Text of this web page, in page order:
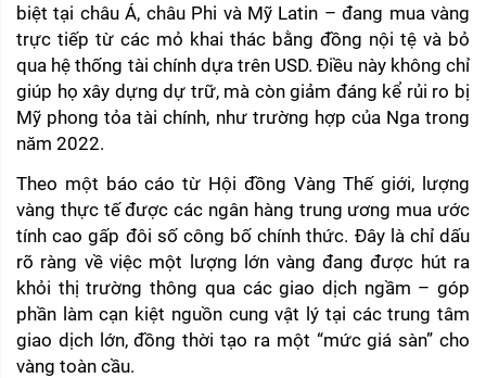
biệt tại châu Á, châu Phi và Mỹ Latin – đang mua vàng
trực tiếp từ các mỏ khai thác bằng đồng nội tệ và bỏ
qua hệ thống tài chính dựa trên USD. Điều này không chỉ
giúp họ xây dựng dự trữ, mà còn giảm đáng kể rủi ro bị
Mỹ phong tỏa tài chính, như trường hợp của Nga trong
năm 2022.
Theo một báo cáo từ Hội đồng Vàng Thế giới, lượng
vàng thực tế được các ngân hàng trung ương mua ước
tính cao gấp đôi số công bố chính thức. Đây là chỉ dấu
rõ ràng về việc một lượng lớn vàng đang được hút ra
khỏi thị trường thông qua các giao dịch ngầm – góp
phần làm cạn kiệt nguồn cung vật lý tại các trung tâm
giao dịch lớn, đồng thời tạo ra một “mức giá sàn” cho
vàng toàn cầu.